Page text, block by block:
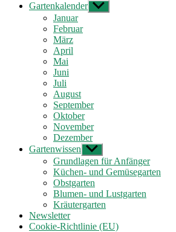
Gartenkalender Untermenü
anzeigen
Januar
Februar
März
April
Mai
Juni
Juli
August
September
Oktober
November
Dezember
Gartenwissen Untermenü
anzeigen
Grundlagen für Anfänger
Küchen- und Gemüsegarten
Obstgarten
Blumen- und Lustgarten
Kräutergarten
Newsletter
Cookie-Richtlinie (EU)